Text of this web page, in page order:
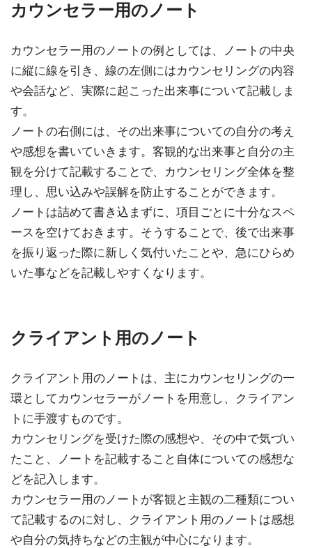
カウンセラー用のノート
カウンセラー用のノートの例としては、ノートの中央
に縦に線を引き、線の左側にはカウンセリングの内容
や会話など、実際に起こった出来事について記載しま
す。
ノートの右側には、その出来事についての自分の考え
や感想を書いていきます。客観的な出来事と自分の主
観を分けて記載することで、カウンセリング全体を整
理し、思い込みや誤解を防止することができます。
ノートは詰めて書き込まずに、項目ごとに十分なスペ
ースを空けておきます。そうすることで、後で出来事
を振り返った際に新しく気付いたことや、急にひらめ
いた事などを記載しやすくなります。
クライアント用のノート
クライアント用のノートは、主にカウンセリングの一
環としてカウンセラーがノートを用意し、クライアン
トに手渡すものです。
カウンセリングを受けた際の感想や、その中で気づい
たこと、ノートを記載すること自体についての感想な
どを記入します。
カウンセラー用のノートが客観と主観の二種類につい
て記載するのに対し、クライアント用のノートは感想
や自分の気持ちなどの主観が中心になります。